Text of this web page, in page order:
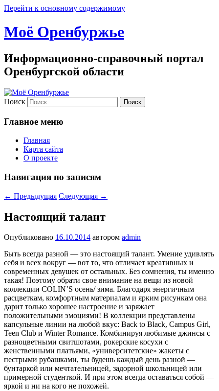
Перейти к основному содержимому
Моё Оренбуржье
Информационно-справочный портал
Оренбургской области
Поиск
Главное меню
Главная
Карта сайта
О проекте
Навигация по записям
← Предыдущая Следующая →
Настоящий талант
Опубликовано 16.10.2014 автором admin
Быть всегда разной — это настоящий талант. Умение удивлять
себя и всех вокруг — вот то, что отличает креативных и
современных девушек от остальных. Без сомнения, ты именно
такая! Поэтому обрати свое внимание на вещи из новой
коллекции COLIN’S осень/ зима. Благодаря энергичным
расцветкам, комфортным материалам и ярким рисункам она
дарит только хорошее настроение и заряжает
положительными эмоциями! В коллекции представлены
капсульные линии на любой вкус: Back to Black, Campus Girl,
Teen Club и Winter Romance. Комбинируя любимые джинсы с
разноцветными свитшотами, рокерские косухи с
женственными платьями, «университетские» жакеты с
пестрыми рубашками, ты будешь каждый день разной —
бунтаркой или мечтательницей, задорной школьницей или
примерной студенткой. И при этом всегда оставаться собой —
яркой и ни на кого не похожей.